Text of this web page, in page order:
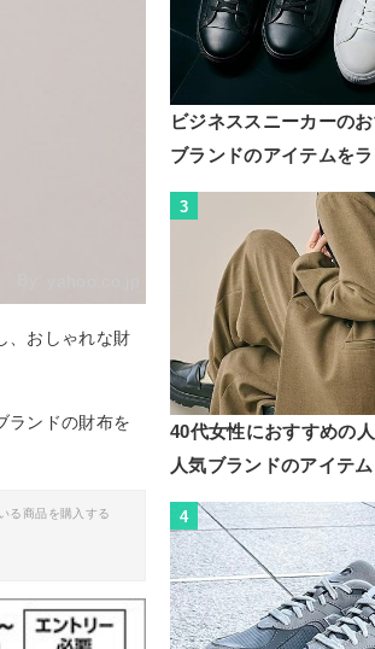
、おしゃれな財
ランドの財布を
る商品を購入する
ビジネススニーカーの
ブランドのアイテムを
3
40代女性におすすめの
人気ブランドのアイテ
4